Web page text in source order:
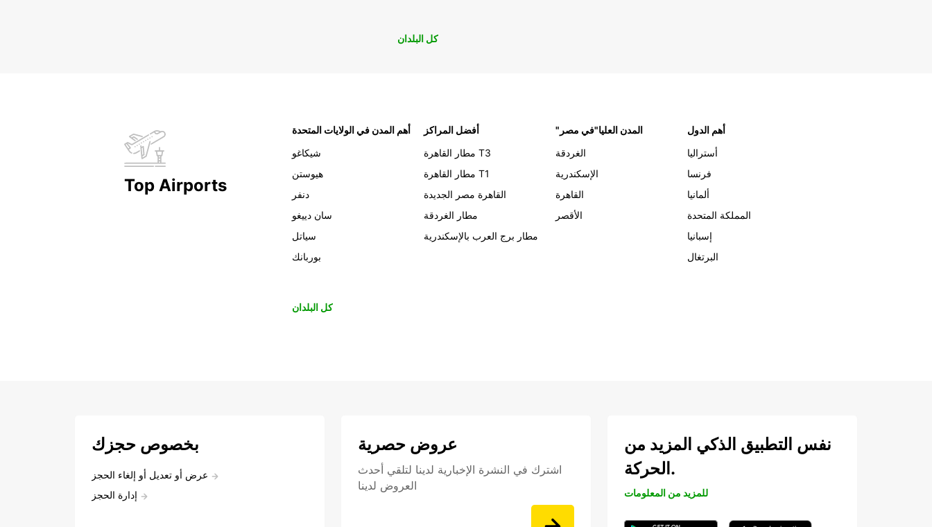
كل البلدان
Top Airports
أهم المدن في الولايات المتحدة
شيكاغو
هيوستن
دنفر
سان دييغو
سياتل
بوربانك
أفضل المراكز
مطار القاهرة T3
مطار القاهرة T1
القاهرة مصر الجديدة
مطار الغردقة
مطار برج العرب بالإسكندرية
"المدن العليا"في مصر
الغردقة
الإسكندرية
القاهرة
الأقصر
أهم الدول
أستراليا
فرنسا
ألمانيا
المملكة المتحدة
إسبانيا
البرتغال
كل البلدان
بخصوص حجزك
عرض أو تعديل أو إلغاء الحجز
إدارة الحجز
عروض حصرية
اشترك في النشرة الإخبارية لدينا لتلقي أحدث
العروض لدينا
نفس التطبيق الذكي المزيد من
الحركة.
للمزيد من المعلومات